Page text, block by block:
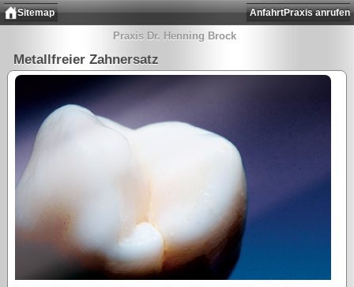
Sitemap Praxis anrufen
Anfahrt
Praxis Dr. Henning Brock
Metallfreier Zahnersatz